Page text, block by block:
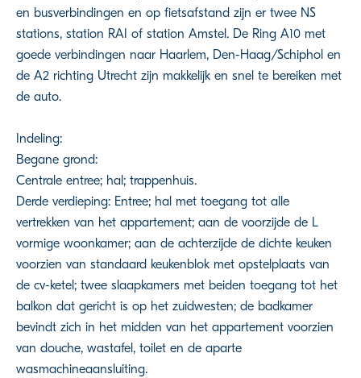
en busverbindingen en op fietsafstand zijn er twee NS
stations, station RAI of station Amstel. De Ring A10 met
goede verbindingen naar Haarlem, Den-Haag/Schiphol en
de A2 richting Utrecht zijn makkelijk en snel te bereiken met
de auto.
Indeling:
Begane grond:
Centrale entree; hal; trappenhuis.
Derde verdieping: Entree; hal met toegang tot alle
vertrekken van het appartement; aan de voorzijde de L
vormige woonkamer; aan de achterzijde de dichte keuken
voorzien van standaard keukenblok met opstelplaats van
de cv-ketel; twee slaapkamers met beiden toegang tot het
balkon dat gericht is op het zuidwesten; de badkamer
bevindt zich in het midden van het appartement voorzien
van douche, wastafel, toilet en de aparte
wasmachineaansluiting.